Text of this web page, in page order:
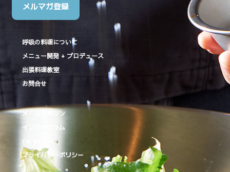
メルマガ登録
呼吸の料理について
メニュー開発 + プロデュース
出張料理教室
お問合せ
メールマガジン
インスタグラム
facebook
プライバシーポリシー